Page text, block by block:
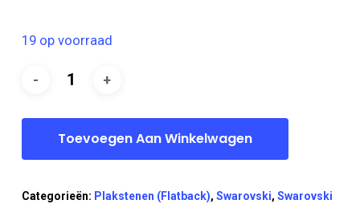
19 op voorraad
Toevoegen Aan Winkelwagen
Categorieën: Plakstenen (Flatback), Swarovski, Swarovski